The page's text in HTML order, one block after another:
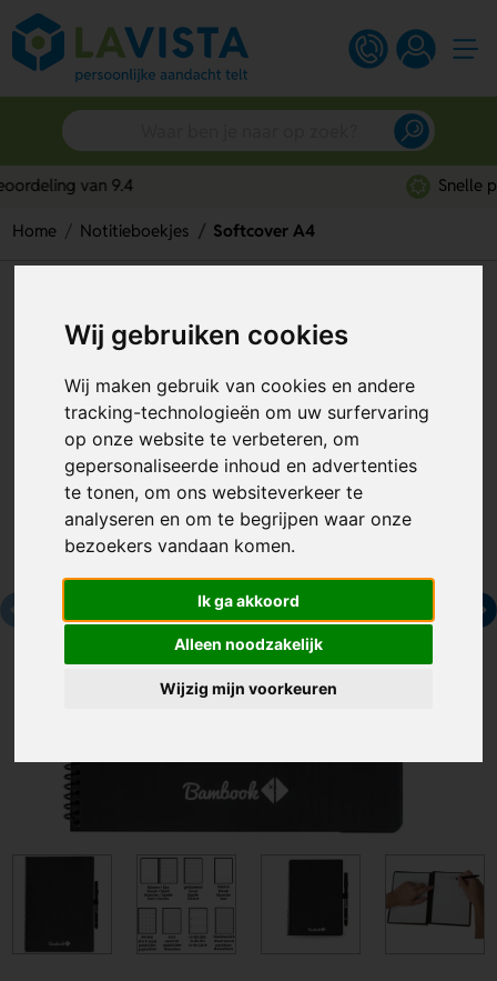
Wij gebruiken cookies
Wij maken gebruik van cookies en andere
tracking-technologieën om uw surfervaring
op onze website te verbeteren, om
gepersonaliseerde inhoud en advertenties
te tonen, om ons websiteverkeer te
analyseren en om te begrijpen waar onze
bezoekers vandaan komen.
Ik ga akkoord
Alleen noodzakelijk
Wijzig mijn voorkeuren
Home Notitieboekjes Softcover A4
Artikelnummer:311618